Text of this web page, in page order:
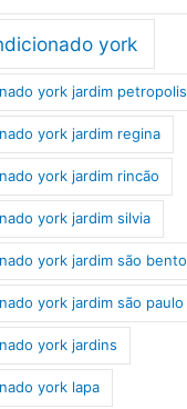
york
york jardim petropolis
york jardim regina
york jardim rincão
york jardim silvia
york jardim são bento
york jardim são paulo
york jardins
york lapa